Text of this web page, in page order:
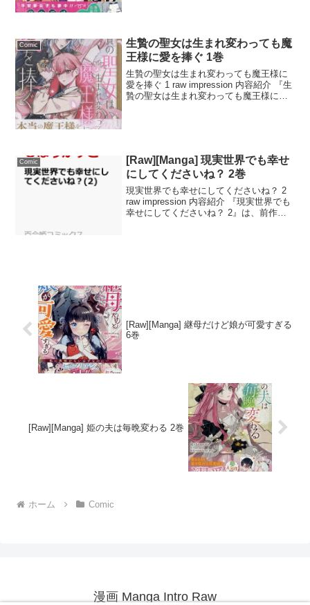
Comic
生贄の聖女は生まれ変わっても魔
王様に愛を捧ぐ 1巻
生贄の聖女は生まれ変わっても魔王様に
愛を捧ぐ 1 raw impression 内容紹介 『生
贄の聖女は生まれ変わっても魔王様に愛
Comic
[Raw][Manga] 現実世界でも幸せ
にしてくださいね？ 2巻
現実世界でも幸せにしてくださいね？ 2
raw impression 内容紹介 『現実世界でも
幸せにしてくださいね？ 2』は、前作に
[Raw][Manga] 継母だけど娘が可愛すぎる
6巻
[Raw][Manga] 姫の夫は毎晩変わる 2巻
ホーム Comic
漫画 Manga Intro Raw